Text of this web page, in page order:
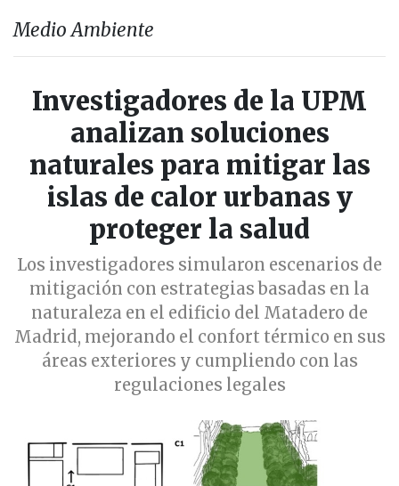
Medio Ambiente
Investigadores de la UPM
analizan soluciones
naturales para mitigar las
islas de calor urbanas y
proteger la salud
Los investigadores simularon escenarios de
mitigación con estrategias basadas en la
naturaleza en el edificio del Matadero de
Madrid, mejorando el confort térmico en sus
áreas exteriores y cumpliendo con las
regulaciones legales